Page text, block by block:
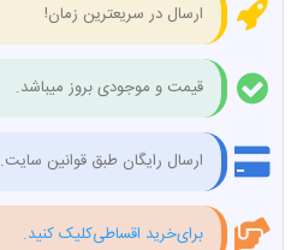
ارسال در سریعترین زمان!
قیمت و موجودی بروز میباشد.
ارسال رایگان طبق قوانین سایت.
برای‌خرید اقساطی‌کلیک کنید.